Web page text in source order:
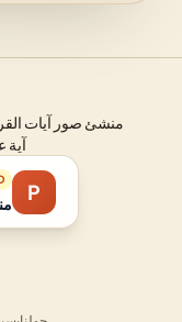
منشئ صور آيات
آية
P